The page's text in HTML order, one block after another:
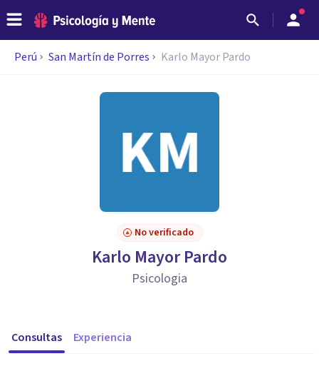
Perú San Martín de Porres Karlo Mayor Pardo
No verificado
Karlo Mayor Pardo
Psicologia
Consultas Experiencia